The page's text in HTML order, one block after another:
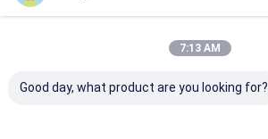
7:13 AM
Good day, what product are you looking for?